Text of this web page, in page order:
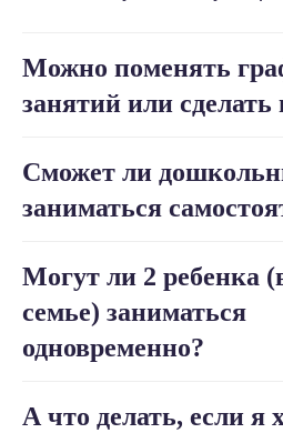
Можно поменять
занятий или сделать
Сможет ли
заниматься
Могут ли 2 ребенка
семье) заниматься
одновременно?
А что делать, если я
Школа Sirius Future